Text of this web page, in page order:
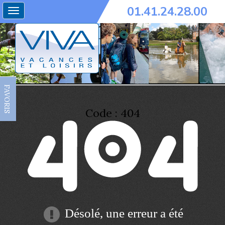
Toggle
navigation
01.41.24.28.00
FAVORIS Code : 404
Désolé, une erreur a été